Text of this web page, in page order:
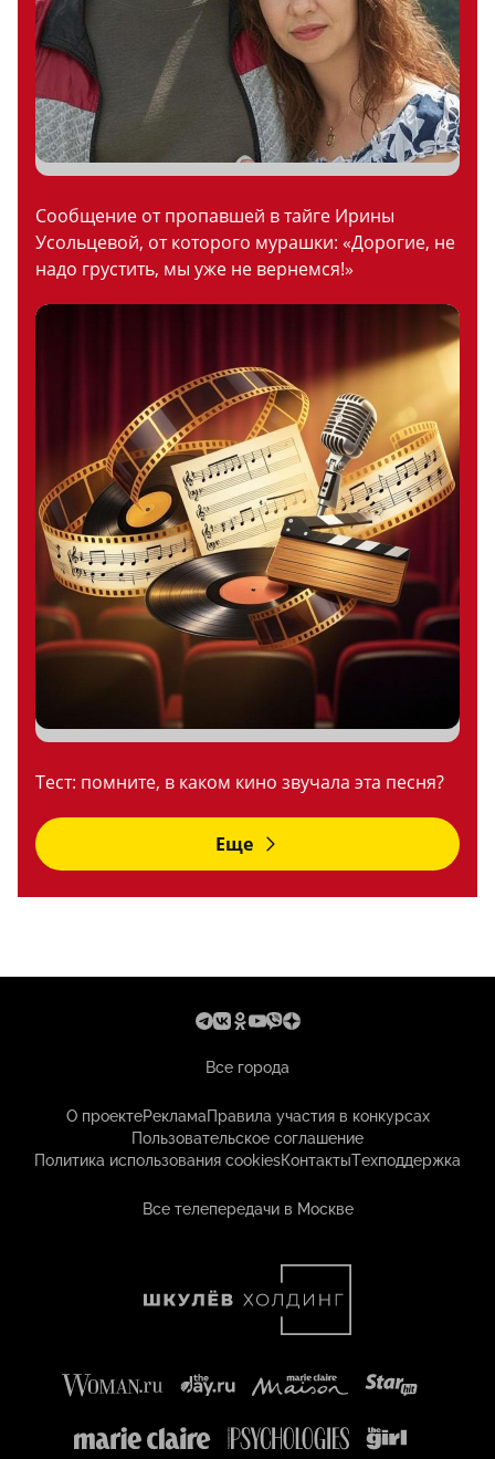
Сообщение от пропавшей в тайге Ирины
Усольцевой, от которого мурашки: «Дорогие, не
надо грустить, мы уже не вернемся!»
Тест: помните, в каком кино звучала эта песня?
Еще
Все города
О проектеРекламаПравила участия в конкурсах
Пользовательское соглашение
Политика использования cookiesКонтактыТехподдержка
Все телепередачи в Москве